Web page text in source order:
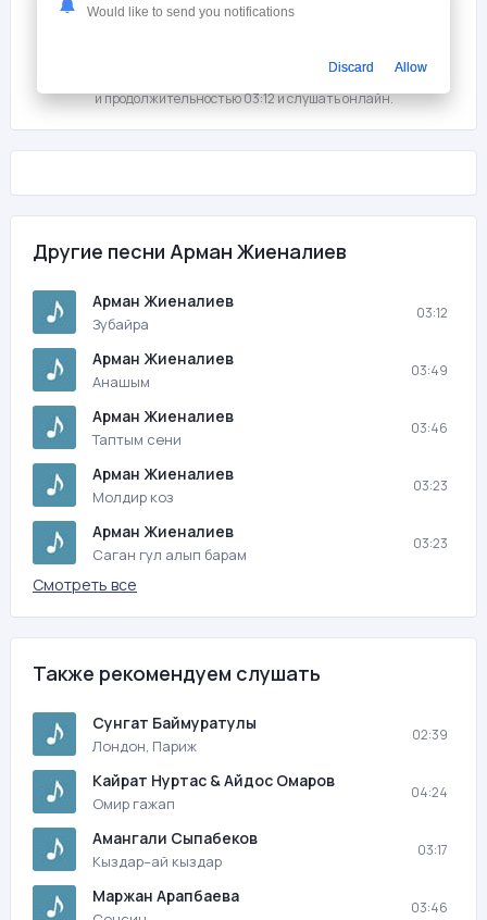
Мне нравится 0
На этой странице вы можете скачать песню бесплатно Арман
и продолжительностью 03:12 и слушать онлайн.
Другие песни Арман Жиеналиев
Арман Жиеналиев
Зубайра
03:12
Арман Жиеналиев
Анашым
03:49
Арман Жиеналиев
Таптым сени
03:46
Арман Жиеналиев
Молдир коз
03:23
Арман Жиеналиев
Саган гул алып барам
03:23
Смотреть все
Также рекомендуем слушать
Сунгат Баймуратулы
Лондон, Париж
02:39
Кайрат Нуртас & Айдос Омаров
Омир гажап
04:24
Амангали Сыпабеков
Кыздар–ай кыздар
03:17
Маржан Арапбаева
03:46
Would like to send you notifications
Discard Allow